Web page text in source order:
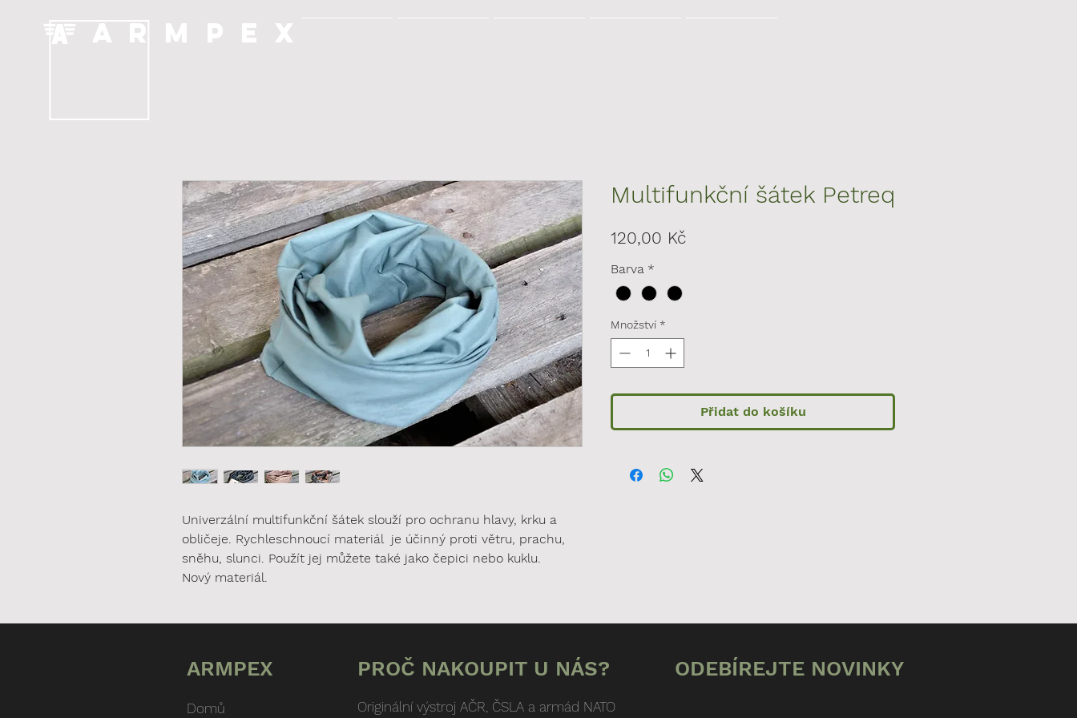
A R M P E X
Univerzální multifunkční šátek slouží pro ochranu hlavy, krku a
obličeje. Rychleschnoucí materiál je účinný proti větru, prachu,
sněhu, slunci. Použít jej můžete také jako čepici nebo kuklu.
Nový materiál.
Multifunkční šátek Petreq
120,00 KčCena
Barva *
Množství *
Přidat do košíku
ARMPEX
Domů
PROČ NAKOUPIT U NÁS?
Originální výstroj AČR, ČSLA a armád NATO
ODEBÍREJTE NOVINKY